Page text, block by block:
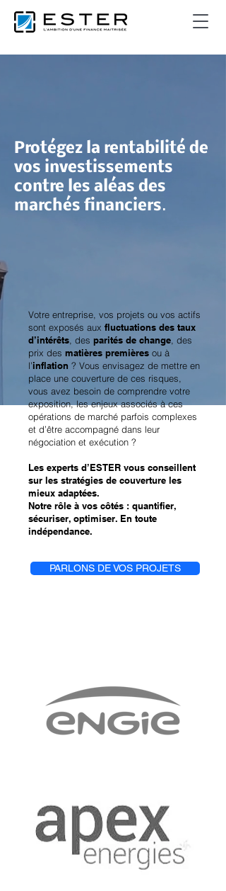
Protégez la rentabilité de
vos investissements
contre les aléas des
marchés financiers.
Votre entreprise, vos projets ou vos actifs
sont exposés aux fluctuations des taux
d’intérêts , des parités de change , des
prix des matières premières ou à
l’inflation ? Vous envisagez de mettre en
place une couverture de ces risques,
vous avez besoin de comprendre votre
exposition, les enjeux associés à ces
opérations de marché parfois complexes
et d’être accompagné dans leur
négociation et exécution ?
Les experts d’ESTER vous conseillent
sur les stratégies de couverture les
mieux adaptées.
Notre rôle à vos côtés : quantifier,
sécuriser, optimiser. En toute
indépendance.
PARLONS DE VOS PROJETS